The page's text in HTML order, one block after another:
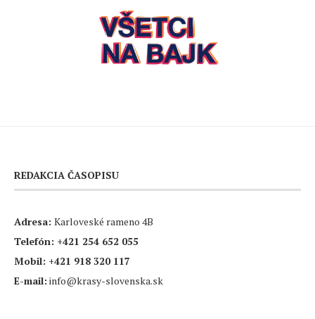
REDAKCIA ČASOPISU
Adresa: Karloveské rameno 4B
Telefón: +421 254 652 055
Mobil: +421 918 320 117
E-mail: info@krasy-slovenska.sk